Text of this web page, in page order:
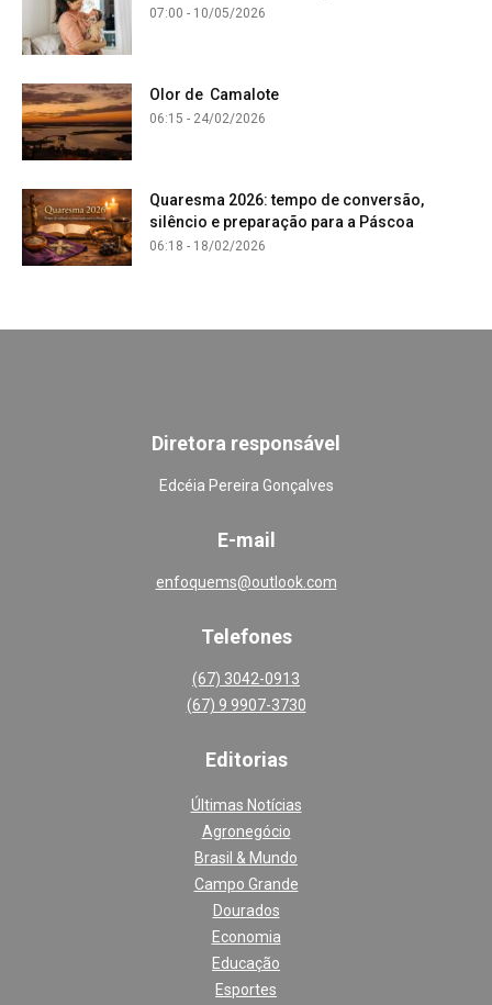
07:00 - 10/05/2026
Olor de Camalote
06:15 - 24/02/2026
Quaresma 2026: tempo de conversão,
silêncio e preparação para a Páscoa
06:18 - 18/02/2026
Diretora responsável
Edcéia Pereira Gonçalves
E-mail
enfoquems@outlook.com
Telefones
(67) 3042-0913
(67) 9 9907-3730
Editorias
Últimas Notícias
Agronegócio
Brasil & Mundo
Campo Grande
Dourados
Economia
Educação
Esportes